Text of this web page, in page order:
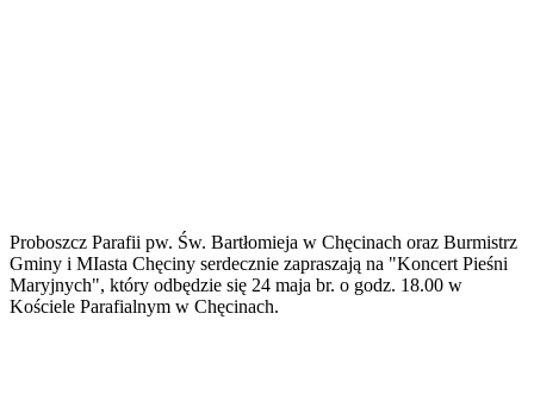
Proboszcz Parafii pw. Św. Bartłomieja w Chęcinach oraz Burmistrz
Gminy i MIasta Chęciny serdecznie zapraszają na "Koncert Pieśni
Maryjnych", który odbędzie się 24 maja br. o godz. 18.00 w
Kościele Parafialnym w Chęcinach.